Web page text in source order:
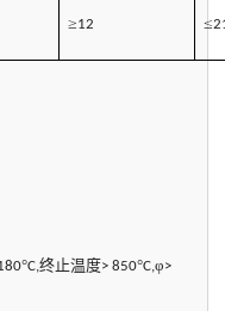
≥12 ≤
°C,终止温度> 850°C,φ>